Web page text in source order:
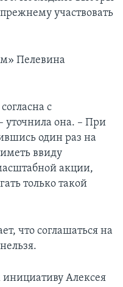
участвовать
Пелевина
с
уточнила она. – При
один раз на
ввиду
акции,
только такой
что соглашаться на
Алексея